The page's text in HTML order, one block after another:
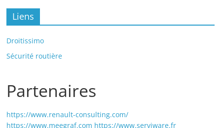
Liens
Droitissimo
Sécurité routière
Partenaires
https://www.renault-consulting.com/
https://www.meegraf.com https://www.serviware.fr